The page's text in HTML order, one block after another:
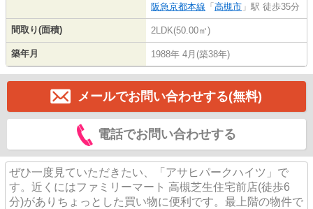
阪急京都本線 「 高槻市 」駅 徒歩35分
間取り(面積) 2LDK(50.00㎡)
築年月 1988年 4月(築38年)
メールでお問い合わせする(無料)
電話でお問い合わせする
ぜひ一度見ていただきたい、「アサヒパークハイツ」で
す。近くにはファミリーマート 高槻芝生住宅前店(徒歩6
分)がありちょっとした買い物に便利です。最上階の物件で